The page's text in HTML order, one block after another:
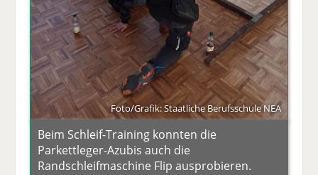
Foto/Grafik: Staatliche Berufsschule NEA
Beim Schleif-Training konnten die
Parkettleger-Azubis auch die
Randschleifmaschine Flip ausprobieren.